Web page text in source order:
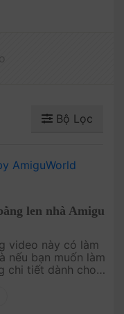
Bộ Lọc
len nhà Amigu
video này có làm
nếu bạn muốn làm
chi tiết dành cho